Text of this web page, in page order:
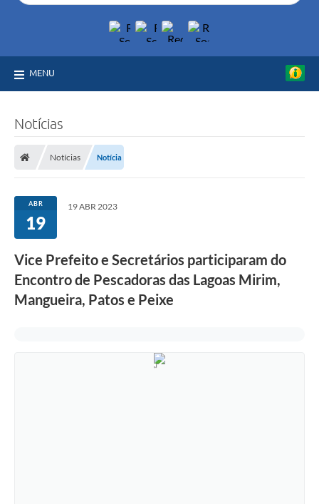
MENU
Notícias
Notícias Notícia
ABR
19
19 ABR 2023
Vice Prefeito e Secretários participaram do
Encontro de Pescadoras das Lagoas Mirim,
Mangueira, Patos e Peixe